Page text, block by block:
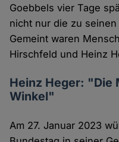
Goebbels vier Tage
nicht nur die zu
Gemeint waren
Hirschfeld und Heinz
Heinz Heger: "Die
Winkel"
Am 27. Januar 2023